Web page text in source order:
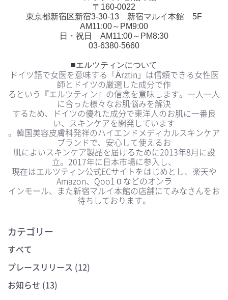
〒160-0022
東京都新宿区新宿3-30-13 新宿マルイ本館 5F
AM11:00～PM9:00
日・祝日 AM11:00～PM8:30
03-6380-5660
■エルツティンについて
ドイツ語で女医を意味する「Ärztin」は信頼できる女性医
師とドイツの厳選した成分で作
るという『エルツティン』の信念を意味します。一人一人
に合った様々なお肌悩みを解決
するため、ドイツの優れた成分で東洋人のお肌に一番良
い、スキンケアを開発しています
。韓国美容皮膚科発祥のハイエンドメディカルスキンケア
ブランドで、安心して使えるお
肌によいスキンケア製品を届けるために2013年8月に設
立。2017年に日本市場に参入し、
現在はエルツティン公式ECサイトをはじめとし、楽天や
Amazon、Qoo1０などのオンラ
インモール、また新宿マルイ本館の店舗にてみなさんをお
待ちしております。
カテゴリー
すべて
プレースリリース (12)
お知らせ (13)